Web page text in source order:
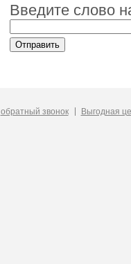
Введите слово
обратный звонок Выгодная